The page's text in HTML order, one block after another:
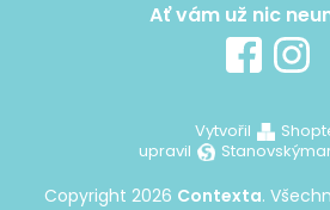
Ať vám už nic
Vytvořil
upravil
Copyright 2026 Contexta.